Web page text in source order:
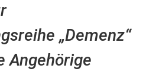
„Demenz“
Angehörige